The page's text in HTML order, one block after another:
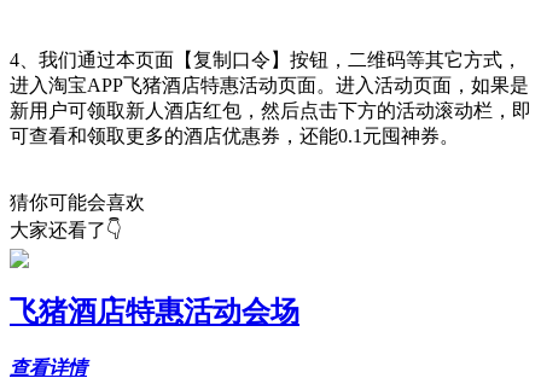
4、我们通过本页面【复制口令】按钮，二维码等其它方式，
进入淘宝APP飞猪酒店特惠活动页面。进入活动页面，如果是
新用户可领取新人酒店红包，然后点击下方的活动滚动栏，即
可查看和领取更多的酒店优惠券，还能0.1元囤神券。
猜你可能会喜欢
大家还看了👇
飞猪酒店特惠活动会场
查看详情